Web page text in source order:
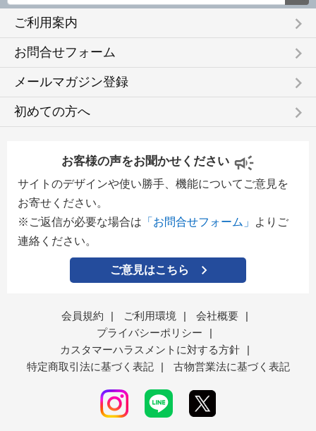
ご利用案内 keyboard_arrow_right
お問合せフォーム keyboard_arrow_right
メールマガジン登録 keyboard_arrow_right
初めての方へ keyboard_arrow_right
お客様の声をお聞かせください
サイトのデザインや使い勝手、機能についてご意見を
お寄せください。
※ご返信が必要な場合は 「お問合せフォーム」
よりご
連絡ください。
ご意見はこちら
会員規約 | ご利用環境 | 会社概要
|
プライバシーポリシー
|
カスタマーハラスメントに対する方針
|
特定商取引法に基づく表記
| 古物営業法に基づく表記